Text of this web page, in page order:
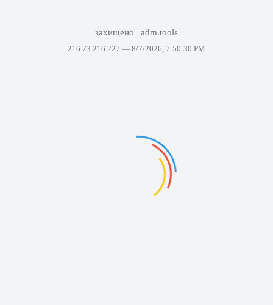
захищено adm.tools
216.73.216.227 — 8/7/2026, 7:50:30 PM